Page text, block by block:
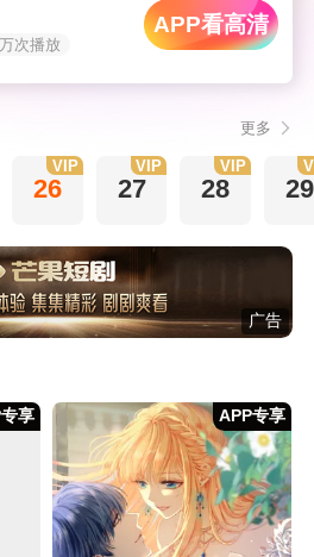
次播放
APP看高清
更多
26
VIP
27
VIP
28
VIP
29
广告
享 APP专享